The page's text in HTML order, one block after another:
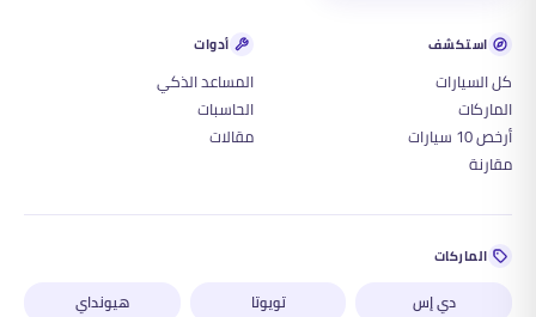
استكشف
كل السيارات
الماركات
أرخص 10 سيارات
مقارنة
أدوات
المساعد الذكي
الحاسبات
مقالات
الماركات
دي إس تويوتا
هيونداي